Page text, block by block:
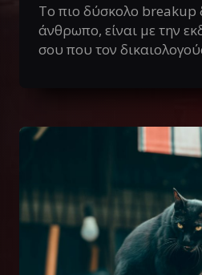
Το πιο δύσκολο breakup
άνθρωπο, είναι με την
σου που τον